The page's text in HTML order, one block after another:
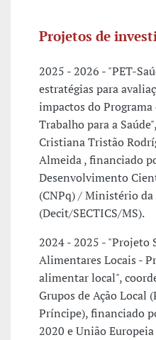
Projetos de
2025 - 2026 - "PET-
estratégias para
impactos do Programa
Trabalho para a
Cristiana Tristão
Almeida , financiado
Desenvolvimento
(CNPq) / Ministério da
(Decit/SECTICS/MS).
2024 - 2025 - "Projeto
Alimentares Locais -
alimentar local",
Grupos de Ação Local
Príncipe), financiado
2020 e União